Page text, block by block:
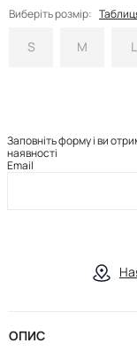
Виберіть розмір:
S M L
Заповніть форму і ви
наявності
Email
ОПИС